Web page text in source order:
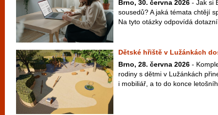
Brno, 30. června 2026 - Jak si
sousedů? A jaká témata chtějí
Na tyto otázky odpovídá
Dětské hřiště v Lužánkách
Brno, 28. června 2026 -
rodiny s dětmi v Lužánkách
i mobiliář, a to do konce